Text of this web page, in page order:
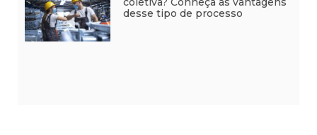
desse tipo de processo